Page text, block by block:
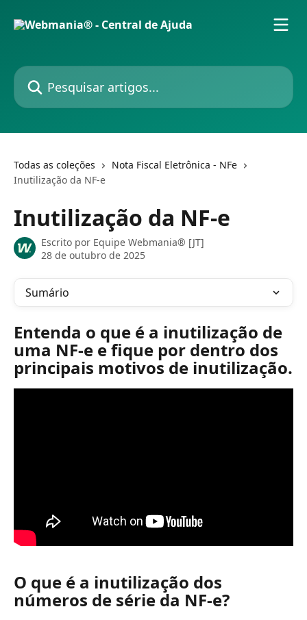
Pesquisar artigos...
Todas as coleções
Nota Fiscal Eletrônica - NFe
Inutilização da NF-e
Inutilização da NF-e
Escrito por Equipe Webmania® [JT]
28 de outubro de 2025
Sumário
Entenda o que é a inutilização de
uma NF-e e fique por dentro dos
principais motivos de inutilização.
O que é a inutilização dos
números de série da NF-e?